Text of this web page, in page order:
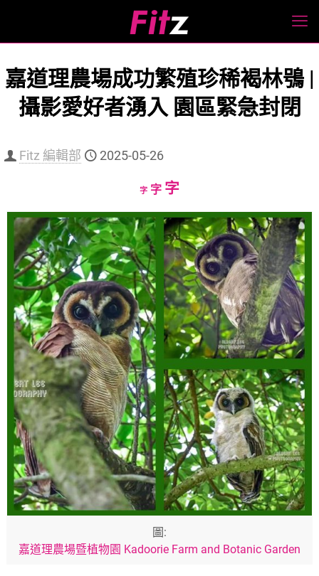
嘉道理農場成功繁殖珍稀褐林鴞 |
攝影愛好者湧入 園區緊急封閉
Fitz 編輯部 2025-05-26
字Decrease
size.
字Reset
size.
字Increase
size.
圖:
嘉道理農場暨植物園 Kadoorie Farm and Botanic Garden